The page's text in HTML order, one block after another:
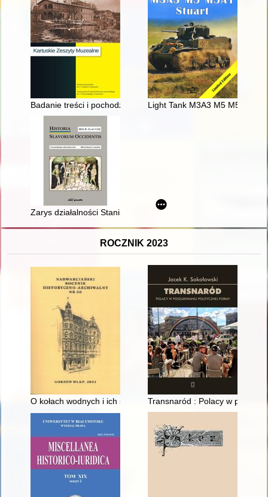
Badanie treści i pochodzenia obrazu E 239/MKK opisanego
Light Tank M3A3 M5 M5A1
Zarys działalności Stanisława Kary w służbie
ROCZNIK 2023
O kołach wodnych i ich szczególnym znaczeniu w
Transnaród : Polacy w